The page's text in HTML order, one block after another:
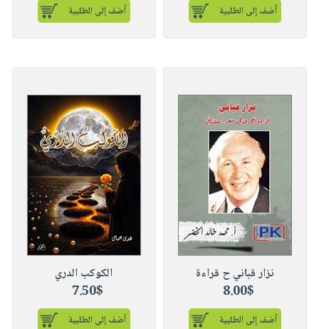
أضف إلى الطلبية أضف إلى الطلبية
نزار قباني ح قراءة
8.00$
أضف إلى الطلبية
الكوكب الدري
7.50$
أضف إلى الطلبية